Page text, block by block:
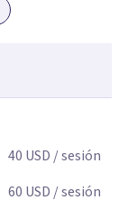
40 USD / sesión
60 USD / sesión